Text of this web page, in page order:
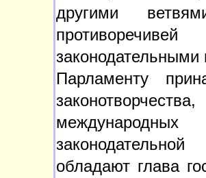
другими
Парламенту
обладают глава